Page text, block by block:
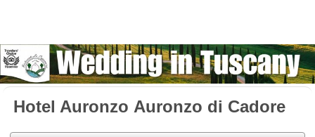
Hotel Auronzo Auronzo di Cadore